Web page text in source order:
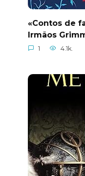
«Contos de
Irmãos
1 4.1k.